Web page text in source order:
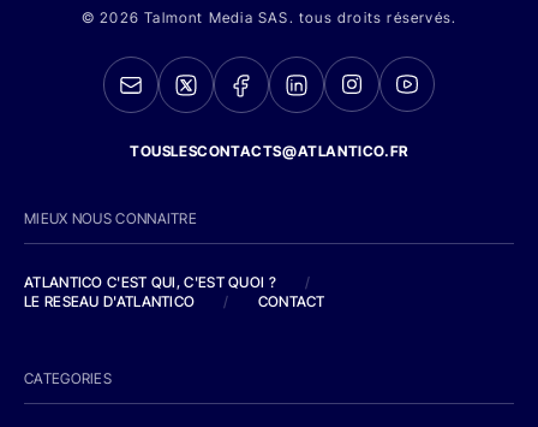
© 2026 Talmont Media SAS. tous droits réservés.
TOUSLESCONTACTS@ATLANTICO.FR
MIEUX NOUS CONNAITRE
ATLANTICO C'EST QUI, C'EST QUOI ?
/
LE RESEAU D'ATLANTICO
/ CONTACT
CATEGORIES